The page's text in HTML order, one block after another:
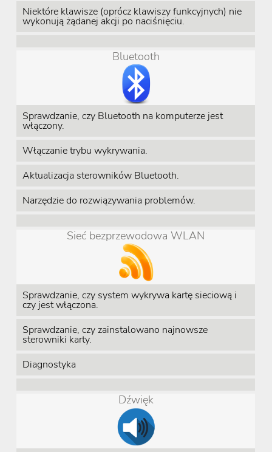
Niektóre klawisze (oprócz klawiszy funkcyjnych) nie
wykonują żądanej akcji po naciśnięciu.
Bluetooth
Sprawdzanie, czy Bluetooth na komputerze jest
włączony.
Włączanie trybu wykrywania.
Aktualizacja sterowników Bluetooth.
Narzędzie do rozwiązywania problemów.
Sieć bezprzewodowa WLAN
Sprawdzanie, czy system wykrywa kartę sieciową i
czy jest włączona.
Sprawdzanie, czy zainstalowano najnowsze
sterowniki karty.
Diagnostyka
Dźwięk